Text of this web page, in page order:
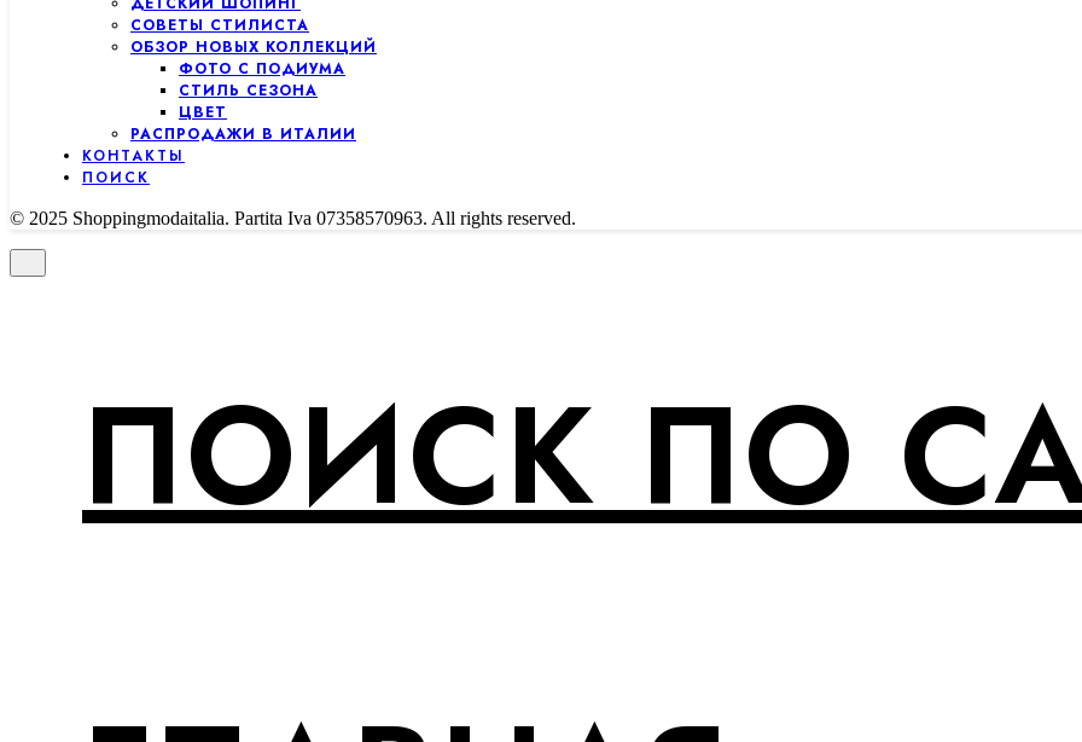
СОВЕТЫ СТИЛИСТА
ОБЗОР НОВЫХ КОЛЛЕКЦИЙ
ФОТО С ПОДИУМА
СТИЛЬ СЕЗОНА
ЦВЕТ
РАСПРОДАЖИ В ИТАЛИИ
КОНТАКТЫ
ПОИСК
© 2025 Shoppingmodaitalia. Partita Iva 07358570963. All rights reserved.
ПОИСК ПО